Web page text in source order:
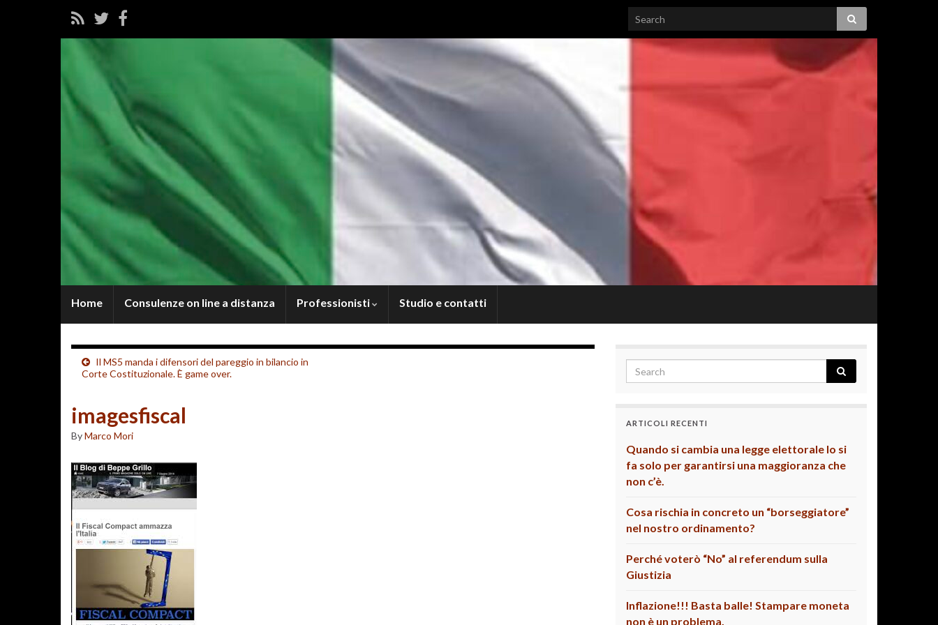
Home Consulenze on line a distanza Professionisti Studio e contatti
Il MS5 manda i difensori del pareggio in bilancio in
Corte Costituzionale. È game over.
imagesfiscal
ByMarco Mori
ARTICOLI RECENTI
Quando si cambia una legge elettorale lo si
fa solo per garantirsi una maggioranza che
non c’è.
Cosa rischia in concreto un “borseggiatore”
nel nostro ordinamento?
Perché voterò “No” al referendum sulla
Giustizia
Inflazione!!! Basta balle! Stampare moneta
non è un problema.